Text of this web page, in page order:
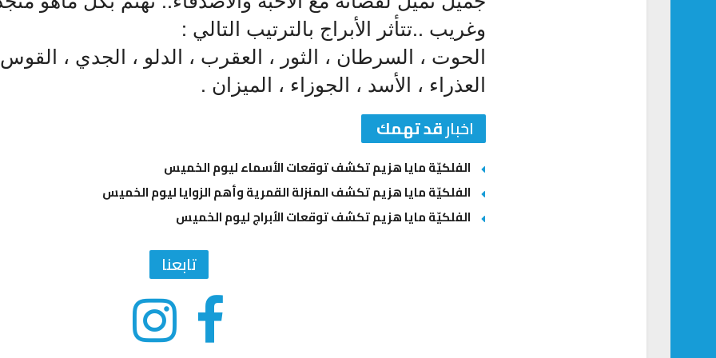
وغريب ..تتأثر الأبراج بالترتيب التالي :
الحوت ، السرطان ، الثور ، العقرب ، الدلو ، الجدي ،
العذراء ، الأسد ، الجوزاء ، الميزان .
اخبارقد تهمك
الفلكيّة مايا هزيم تكشف توقعات الأسماء ليوم الخميس
الفلكيّة مايا هزيم تكشف المنزلة القمرية وأهم الزوايا ليوم الخميس
الفلكيّة مايا هزيم تكشف توقعات الأبراج ليوم الخميس
تابعنا